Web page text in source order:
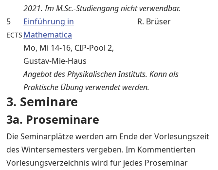
2021. Im M.Sc.-Studiengang nicht verwendbar.
5
ECTS
Einführung in
Mathematica
R. Brüser
Mo, Mi 14-16, CIP-Pool 2,
Gustav-Mie-Haus
Angebot des Physikalischen Instituts. Kann als
Praktische Übung verwendet werden.
3. Seminare
3a. Proseminare
Die Seminarplätze werden am Ende der Vorlesungszeit
des Wintersemesters vergeben. Im Kommentierten
Vorlesungsverzeichnis wird für jedes Proseminar